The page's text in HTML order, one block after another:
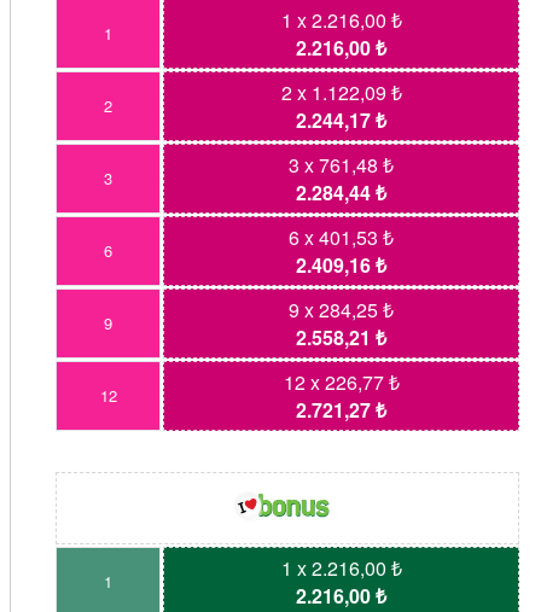
1
1 x 2.216,00 ₺
2.216,00 ₺
2
2 x 1.122,09 ₺
2.244,17 ₺
3
3 x 761,48 ₺
2.284,44 ₺
6
6 x 401,53 ₺
2.409,16 ₺
9
9 x 284,25 ₺
2.558,21 ₺
12
12 x 226,77 ₺
2.721,27 ₺
1
1 x 2.216,00 ₺
2.216,00 ₺